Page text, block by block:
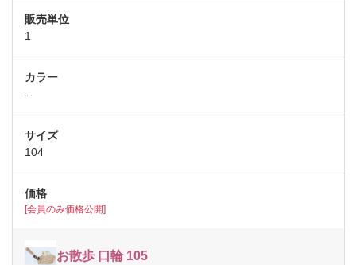
1
-
104
[会員のみ価格公開]
お散歩 口輪 105